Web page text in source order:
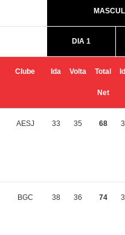
DIA 1
Clube Ida Volta Total
Net
AESJ 33 35 68
BGC 38 36 74